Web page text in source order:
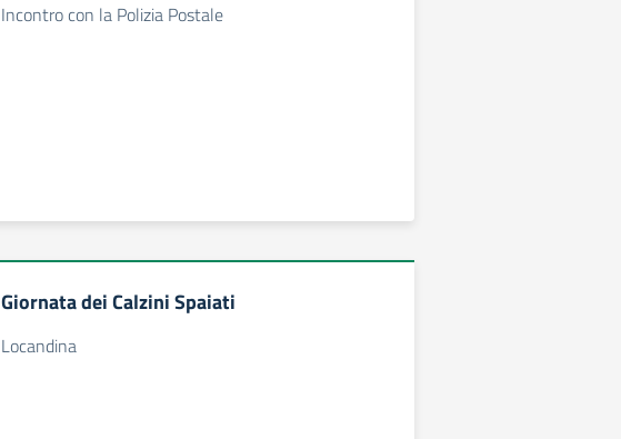
Incontro con la Polizia Postale
Giornata dei Calzini Spaiati
Locandina